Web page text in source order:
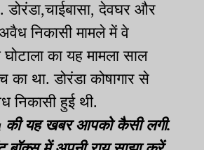
डोरंडा,चाईबासा, देवघर और
निकासी मामले में वे
घोटाला का यह मामला साल
का था. डोरंडा कोषागार से
निकासी हुई थी.
यह खबर आपको कैसी लगी.